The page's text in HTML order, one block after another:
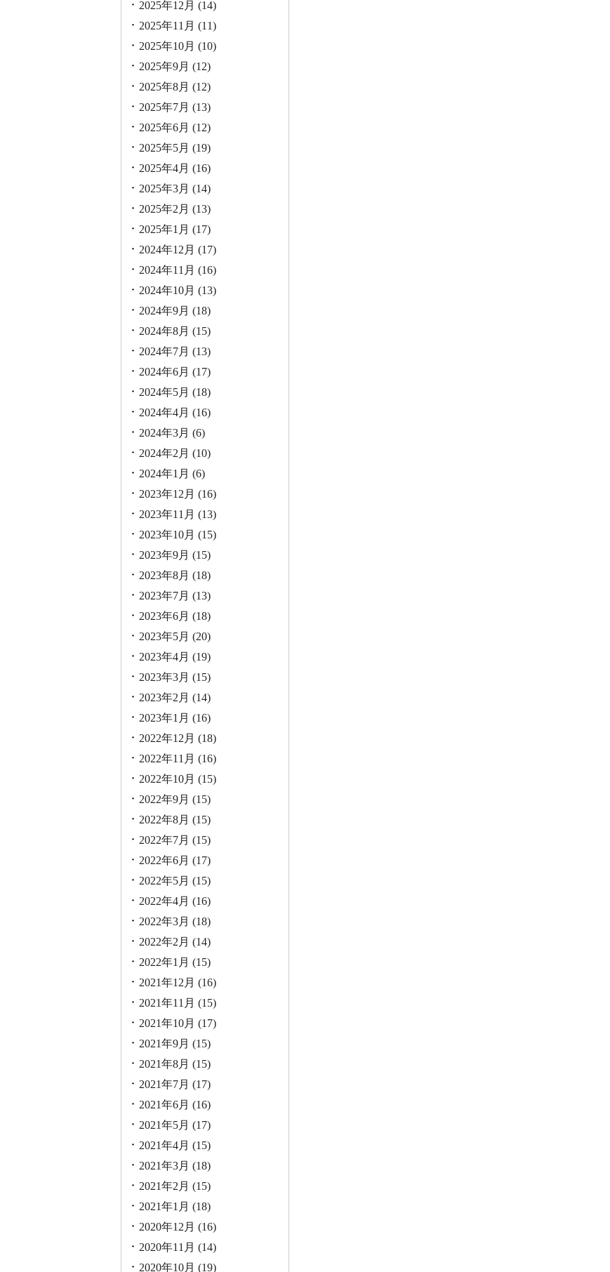
2025年12月 (14)
2025年11月 (11)
2025年10月 (10)
2025年9月 (12)
2025年8月 (12)
2025年7月 (13)
2025年6月 (12)
2025年5月 (19)
2025年4月 (16)
2025年3月 (14)
2025年2月 (13)
2025年1月 (17)
2024年12月 (17)
2024年11月 (16)
2024年10月 (13)
2024年9月 (18)
2024年8月 (15)
2024年7月 (13)
2024年6月 (17)
2024年5月 (18)
2024年4月 (16)
2024年3月 (6)
2024年2月 (10)
2024年1月 (6)
2023年12月 (16)
2023年11月 (13)
2023年10月 (15)
2023年9月 (15)
2023年8月 (18)
2023年7月 (13)
2023年6月 (18)
2023年5月 (20)
2023年4月 (19)
2023年3月 (15)
2023年2月 (14)
2023年1月 (16)
2022年12月 (18)
2022年11月 (16)
2022年10月 (15)
2022年9月 (15)
2022年8月 (15)
2022年7月 (15)
2022年6月 (17)
2022年5月 (15)
2022年4月 (16)
2022年3月 (18)
2022年2月 (14)
2022年1月 (15)
2021年12月 (16)
2021年11月 (15)
2021年10月 (17)
2021年9月 (15)
2021年8月 (15)
2021年7月 (17)
2021年6月 (16)
2021年5月 (17)
2021年4月 (15)
2021年3月 (18)
2021年2月 (15)
2021年1月 (18)
2020年12月 (16)
2020年11月 (14)
2020年10月 (19)